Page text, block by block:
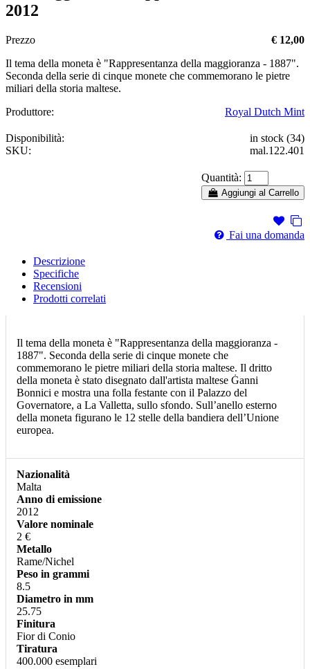
2012
Prezzo
€ 12,00
Il tema della moneta è "Rappresentanza della maggioranza - 1887".
Seconda della serie di cinque monete che commemorano le pietre
miliari della storia maltese.
Produttore:
Royal Dutch Mint
Disponibilità:
in stock (34)
SKU:
mal.122.401
Quantità:
Aggiungi al Carrello
Fai una domanda
Descrizione
Specifiche
Recensioni
Prodotti correlati
Il tema della moneta è "Rappresentanza della maggioranza -
1887". Seconda della serie di cinque monete che
commemorano le pietre miliari della storia maltese. Il dritto
della moneta è stato disegnato dall'artista maltese Ġanni
Bonnici e mostra una folla festante con il Palazzo del
Governatore, a La Valletta, sullo sfondo. Sull’anello esterno
della moneta figurano le 12 stelle della bandiera dell’Unione
europea.
Nazionalità
Malta
Anno di emissione
2012
Valore nominale
2 €
Metallo
Rame/Nichel
Peso in grammi
8.5
Diametro in mm
25.75
Finitura
Fior di Conio
Tiratura
400.000 esemplari